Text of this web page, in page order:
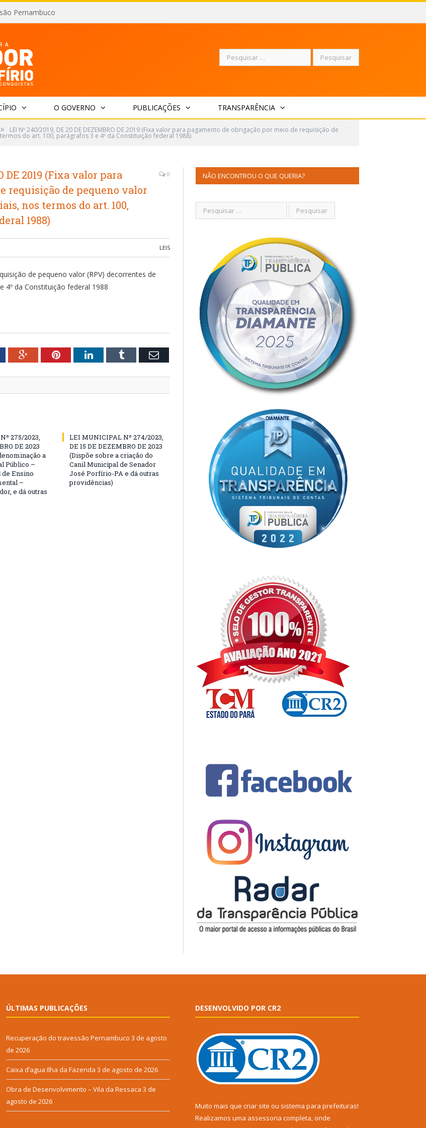
Pernambuco
Pesquisar
por:
O GOVERNO PUBLICAÇÕES TRANSPARÊNCIA
» LEI Nº 240/2019, DE 20 DE DEZEMBRO DE 2019 (Fixa valor para pagamento de obrigação por meio de requisição de
do art. 100, parágrafos 3 e 4º da Constituição federal 1988)
DE 2019 (Fixa valor para
requisição de pequeno valor
nos termos do art. 100,
1988)
0
LEIS
de pequeno valor (RPV) decorrentes de
4º da Constituição federal 1988
Google+PinterestLinkedInTumblr Email
275/2023,
DE 2023
a
Público –
Ensino
–
e dá outras
LEI MUNICIPAL Nº 274/2023,
DE 15 DE DEZEMBRO DE 2023
(Dispõe sobre a criação do
Canil Municipal de Senador
José Porfírio-PA e dá outras
providências)
NÃO ENCONTROU O QUE QUERIA?
ÚLTIMAS PUBLICAÇÕES
Recuperação do travessão Pernambuco 3 de agosto
de 2026
Caixa d’agua Ilha da Fazenda 3 de agosto de 2026
Obra de Desenvolvimento – Vila da Ressaca 3 de
agosto de 2026
DESENVOLVIDO POR CR2
Muito mais que criar site ou sistema para prefeituras!
Realizamos uma assessoria completa, onde